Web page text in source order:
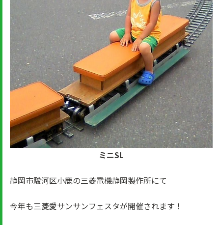
ミニSL
静岡市駿河区小鹿の三菱電機静岡製作所にて
今年も三菱愛サンサンフェスタが開催されます！